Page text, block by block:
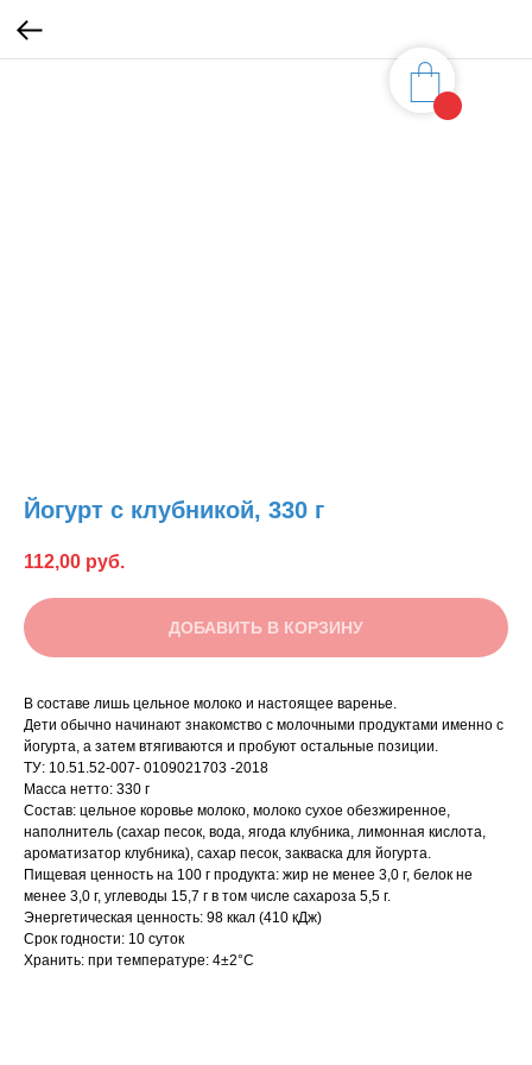
Йогурт с клубникой, 330 г
112,00 руб.
ДОБАВИТЬ В КОРЗИНУ
В составе лишь цельное молоко и настоящее варенье.
Дети обычно начинают знакомство с молочными продуктами именно с
йогурта, а затем втягиваются и пробуют остальные позиции.
ТУ: 10.51.52-007- 0109021703 -2018
Масса нетто: 330 г
Состав: цельное коровье молоко, молоко сухое обезжиренное,
наполнитель (сахар песок, вода, ягода клубника, лимонная кислота,
ароматизатор клубника), сахар песок, закваска для йогурта.
Пищевая ценность на 100 г продукта: жир не менее 3,0 г, белок не
менее 3,0 г, углеводы 15,7 г в том числе сахароза 5,5 г.
Энергетическая ценность: 98 ккал (410 кДж)
Срок годности: 10 суток
Хранить: при температуре: 4±2°С